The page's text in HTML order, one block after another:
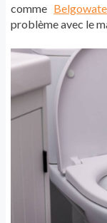
comme
problème avec le